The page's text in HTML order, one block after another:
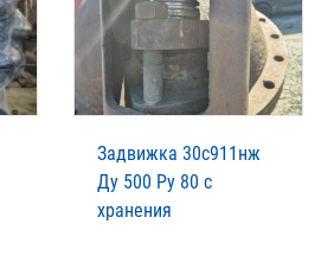
Задвижка 30с911нж
Ду 500 Ру 80 с
хранения